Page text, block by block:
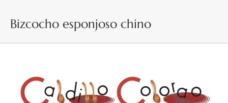
Bizcocho esponjoso chino